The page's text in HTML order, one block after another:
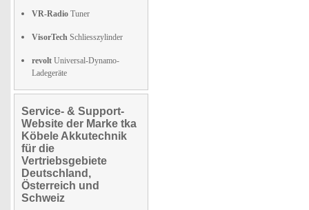
VR-Radio Tuner
VisorTech Schliesszylinder
revolt Universal-Dynamo-
Ladegeräte
Service- & Support-
Website der Marke tka
Köbele Akkutechnik
für die
Vertriebsgebiete
Deutschland,
Österreich und
Schweiz